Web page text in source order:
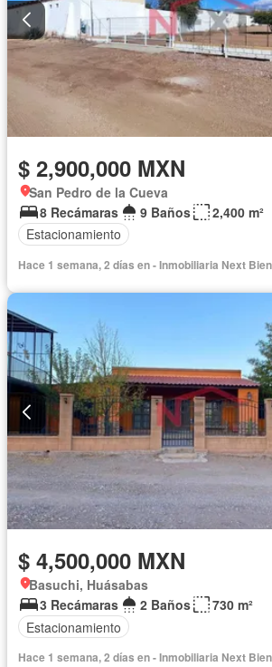
$ 2,900,000 MXN
San Pedro de la Cueva
8 Recámaras
9 Baños
2,400 m²
Estacionamiento
Hace 1 semana, 2 días en - Inmobiliaria Next
$ 4,500,000 MXN
Basuchi, Huásabas
3 Recámaras
2 Baños
730 m²
Estacionamiento
Hace 1 semana, 2 días en - Inmobiliaria Next